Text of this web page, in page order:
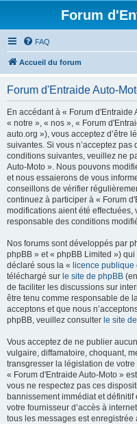
Forum
FAQ
Accueil du forum
Forum d'Entraide Auto-
En accédant à « Forum
« notre », « nos », « Forum
auto.org »), vous acceptez d’être
suivantes. Si vous n’acceptez
conditions suivantes, veuillez ne
Auto-Moto ». Nous pouvons
et nous essaierons de vous
conseillons de vérifier
continuez à participer à « Forum
modifications aient été effectuées,
responsable des conditions
Nos forums sont développés par
phpBB » et « phpBB Limited »)
déclaré sous la « licence
téléchargé sur le site de phpBB
de faciliter les discussions sur
être tenu comme responsable de
acceptons et que nous
phpBB, veuillez consulter le site
Vous acceptez de ne publier
vulgaire, diffamatoire, choquant,
transgresser la législation de
« Forum d'Entraide Auto-Moto »
vous ne respectez pas ces
bannissement immédiat et définitif
votre fournisseur d’accès à
tous les messages est enregistrée